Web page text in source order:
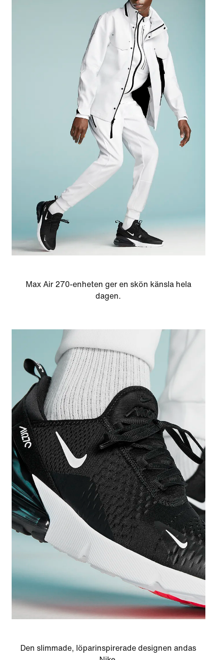
Max Air 270-enheten ger en skön känsla hela
dagen.
Den slimmade, löparinspirerade designen andas